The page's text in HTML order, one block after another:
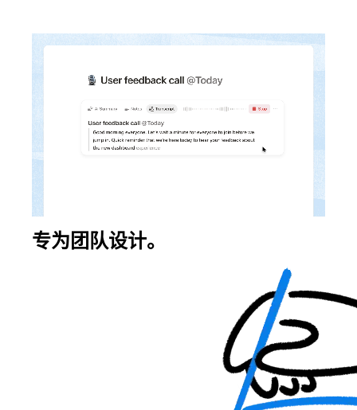
专为团队设计。